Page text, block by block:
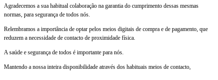
Agradecemos a sua habitual colaboração na garantia do cumprimento dessas mesmas
normas, para segurança de todos nós.
Relembramos a importância de optar pelos meios digitais de compra e de pagamento, que
reduzem a necessidade de contacto de proximidade física.
A saúde e segurança de todos é importante para nós.
Mantendo a nossa inteira disponibilidade através dos habituais meios de contacto,